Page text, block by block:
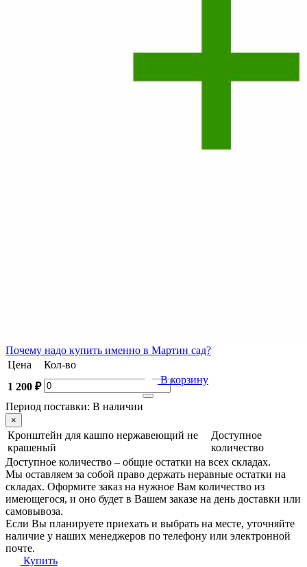
Почему надо купить именно в Мартин сад?
Цена
Кол-во
1 200 ₽
В корзину
Период поставки: В наличии
×
Кронштейн для кашпо нержавеющий не
крашеный
Доступное
количество
Доступное количество – общие остатки на всех складах.
Мы оставляем за собой право держать неравные остатки на
складах. Оформите заказ на нужное Вам количество из
имеющегося, и оно будет в Вашем заказе на день доставки или
самовывоза.
Если Вы планируете приехать и выбрать на месте, уточняйте
наличие у наших менеджеров по телефону или электронной
почте.
Купить